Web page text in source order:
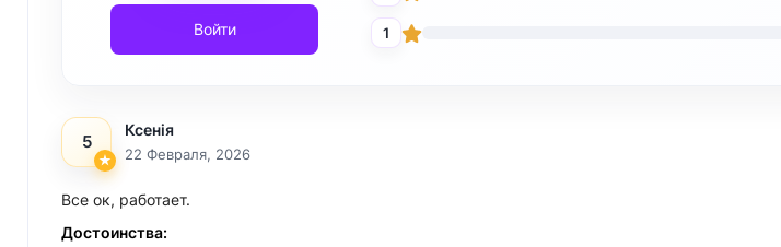
Войти 1
5
Ксенія
22 Февраля, 2026
Все ок, работает.
Достоинства: